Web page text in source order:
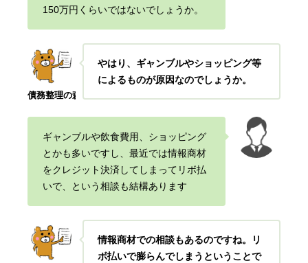
150万円くらいではないでしょうか。
債務整理の森
やはり、ギャンブルやショッピング等
によるものが原因なのでしょうか。
ギャンブルや飲食費用、ショッピング
とかも多いですし、最近では情報商材
をクレジット決済してしまってリボ払
いで、という相談も結構あります
情報商材での相談もあるのですね。リ
ボ払いで膨らんでしまうということで